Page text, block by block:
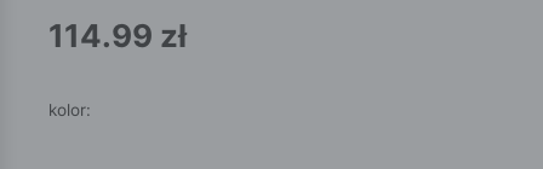
114.99 zł
kolor: